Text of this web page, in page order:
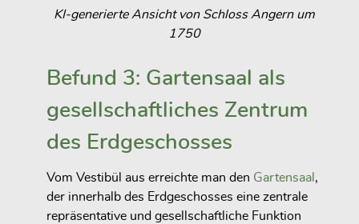
KI-generierte Ansicht von Schloss Angern um
1750
Befund 3: Gartensaal als
gesellschaftliches Zentrum
des Erdgeschosses
Vom Vestibül aus erreichte man den Gartensaal ,
der innerhalb des Erdgeschosses eine zentrale
repräsentative und gesellschaftliche Funktion